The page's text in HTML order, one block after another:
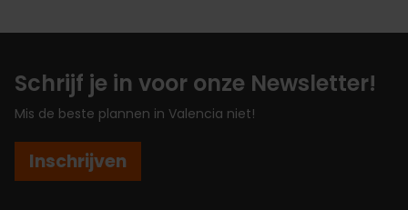
Schrijf je in voor onze Newsletter!
Mis de beste plannen in Valencia niet!
Inschrijven